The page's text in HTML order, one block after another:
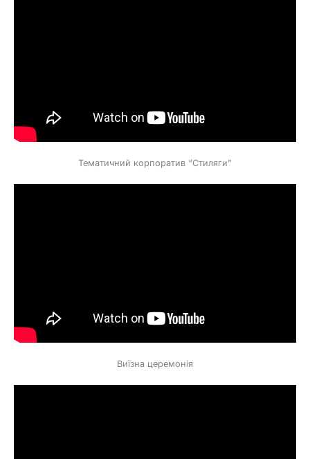
Тематичний корпоратив “Стиляги”
Виїзна церемонія